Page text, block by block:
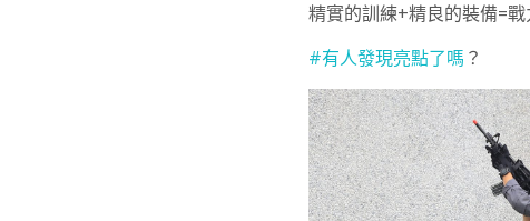
精實的訓練+精良的裝備=
#有人發現亮點了嗎 ？